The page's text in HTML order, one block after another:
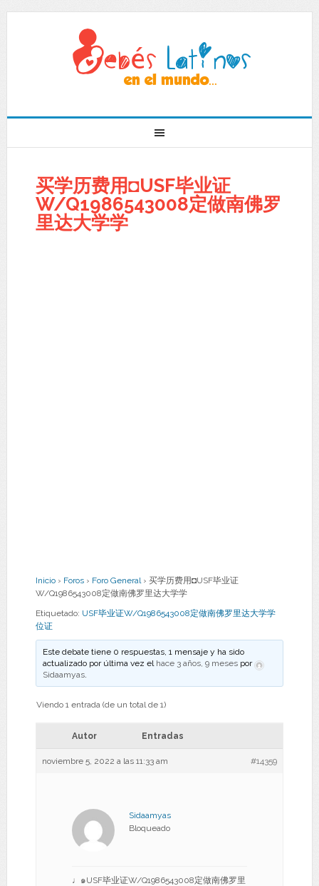
买学历费用◘USF毕业证
W/Q1986543008定做南佛罗
里达大学学
Inicio › Foros › Foro General › 买学历费用◘USF毕业证
W/Q1986543008定做南佛罗里达大学学
Etiquetado: USF毕业证W/Q1986543008定做南佛罗里达大学学
位证
Este debate tiene 0 respuestas, 1 mensaje y ha sido
actualizado por última vez el hace 3 años, 9 meses por
Sidaamyas.
Viendo 1 entrada (de un total de 1)
Autor Entradas
noviembre 5, 2022 a las 11:33 am #14359
Sidaamyas
Bloqueado
♩๑USF毕业证W/Q1986543008定做南佛罗里